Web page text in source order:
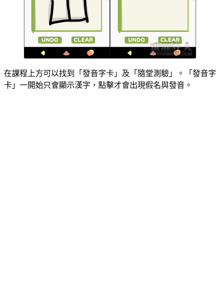
在課程上方可以找到「發音字卡」及「隨堂測驗」。「發音字
卡」一開始只會顯示漢字，點擊才會出現假名與發音。